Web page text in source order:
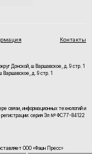
Контакты
Донской, ш Варшавское, д. 9 стр. 1
Варшавское, д. 9 стр. 1
связи, информационных технологий и
регистрации: серия Эл № ФС77-84122
ООО «Фэшн Пресс»